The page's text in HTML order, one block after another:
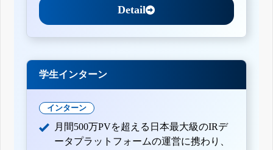
Detail
学生インターン
インターン
月間500万PVを超える日本最大級のIRデ
ータプラットフォームの運営に携わり、